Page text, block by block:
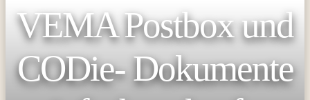
VEMA Postbox und
CODie- Dokumente